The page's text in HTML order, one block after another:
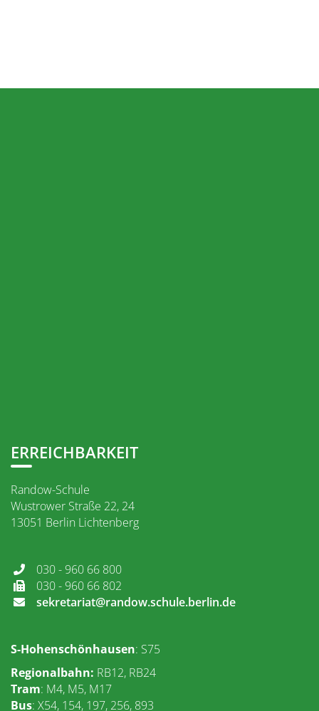
ERREICHBARKEIT
Randow-Schule
Wustrower Straße 22, 24
13051 Berlin Lichtenberg
030 - 960 66 800
030 - 960 66 802
sekretariat@randow.schule.berlin.de
S-Hohenschönhausen: S75
Regionalbahn: RB12, RB24
Tram: M4, M5, M17
Bus: X54, 154, 197, 256, 893